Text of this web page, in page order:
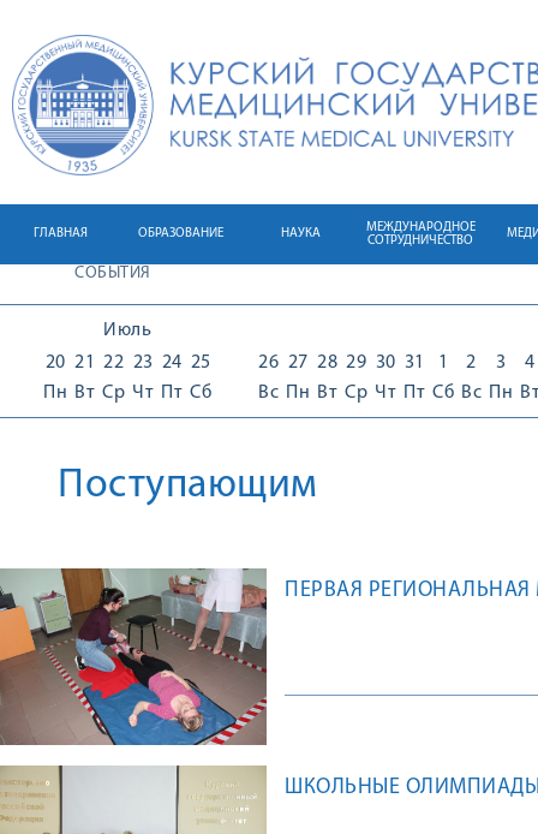
ГЛАВНАЯ ОБРАЗОВАНИЕ НАУКА
МЕЖДУНАРОДНОЕ
СОТРУДНИЧЕСТВО
СОБЫТИЯ
Июль
20
Пн
21
Вт
22
Ср
23
Чт
24
Пт
25
Сб
26
Вс
27
Пн
28
Вт
29
Ср
30
Чт
31
Пт
1
Сб
2
Вс
3
Пн
4
Поступающим
ПЕРВАЯ
ШКОЛЬНЫЕ